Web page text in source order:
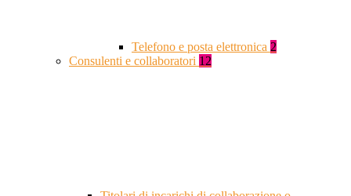
Telefono e posta elettronica 2
Consulenti e collaboratori 12